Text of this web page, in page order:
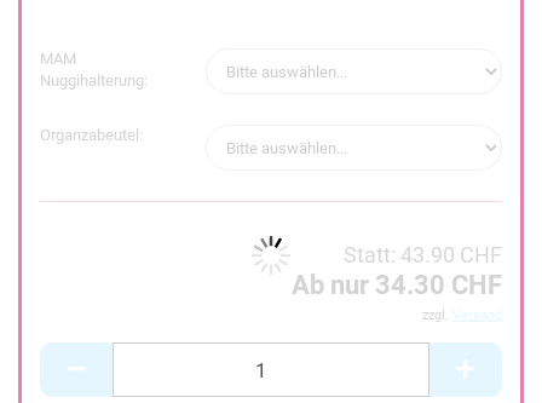
MAM
Nuggihalterung:
Organzabeutel:
Statt: 43.90 CHF
Ab nur 34.30 CHF
zzgl. Versand